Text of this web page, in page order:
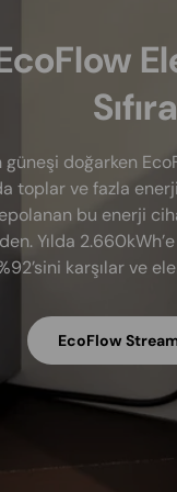
güneşi doğarken
toplar ve fazla
bu enerji
Yılda
karşılar ve
EcoFlow